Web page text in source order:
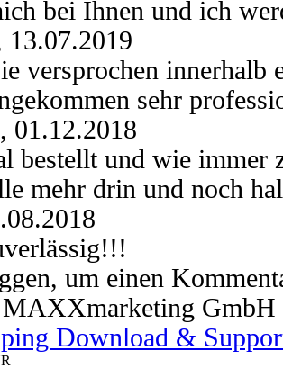
bei Ihnen und ich
13.07.2019
versprochen innerhalb
sehr
, 01.12.2018
bestellt und wie immer
mehr drin und noch
um einen
GmbH
Download &